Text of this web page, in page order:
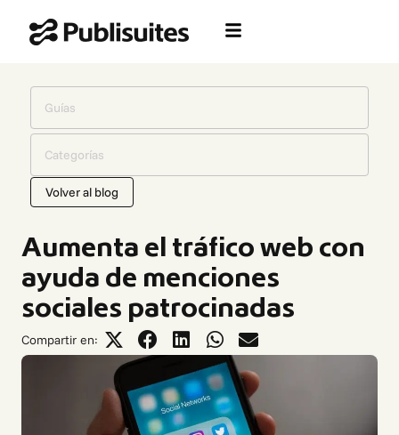
Categorías
Volver al blog
Guías
Aumenta el tráfico web con
ayuda de menciones
sociales patrocinadas
Compartir en: